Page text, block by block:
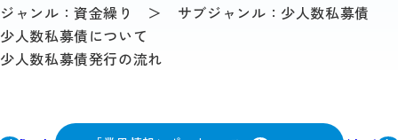
ジャンル：資金繰り ＞ サブジャンル：少人数私募債
少人数私募債について
少人数私募債発行の流れ